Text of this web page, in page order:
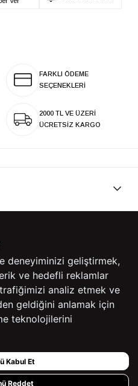
FARKLI ÖDEME
SEÇENEKLERİ
2000 TL VE ÜZERİ
ÜCRETSİZ KARGO
deneyiminizi geliştirmek,
ve hedefli reklamlar
analiz etmek ve
geldiğini anlamak için
teknolojilerini
Kabul Et
Reddet